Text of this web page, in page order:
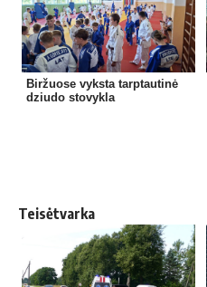
Biržuose vyksta tarptautinė
dziudo stovykla
Teisėtvarka